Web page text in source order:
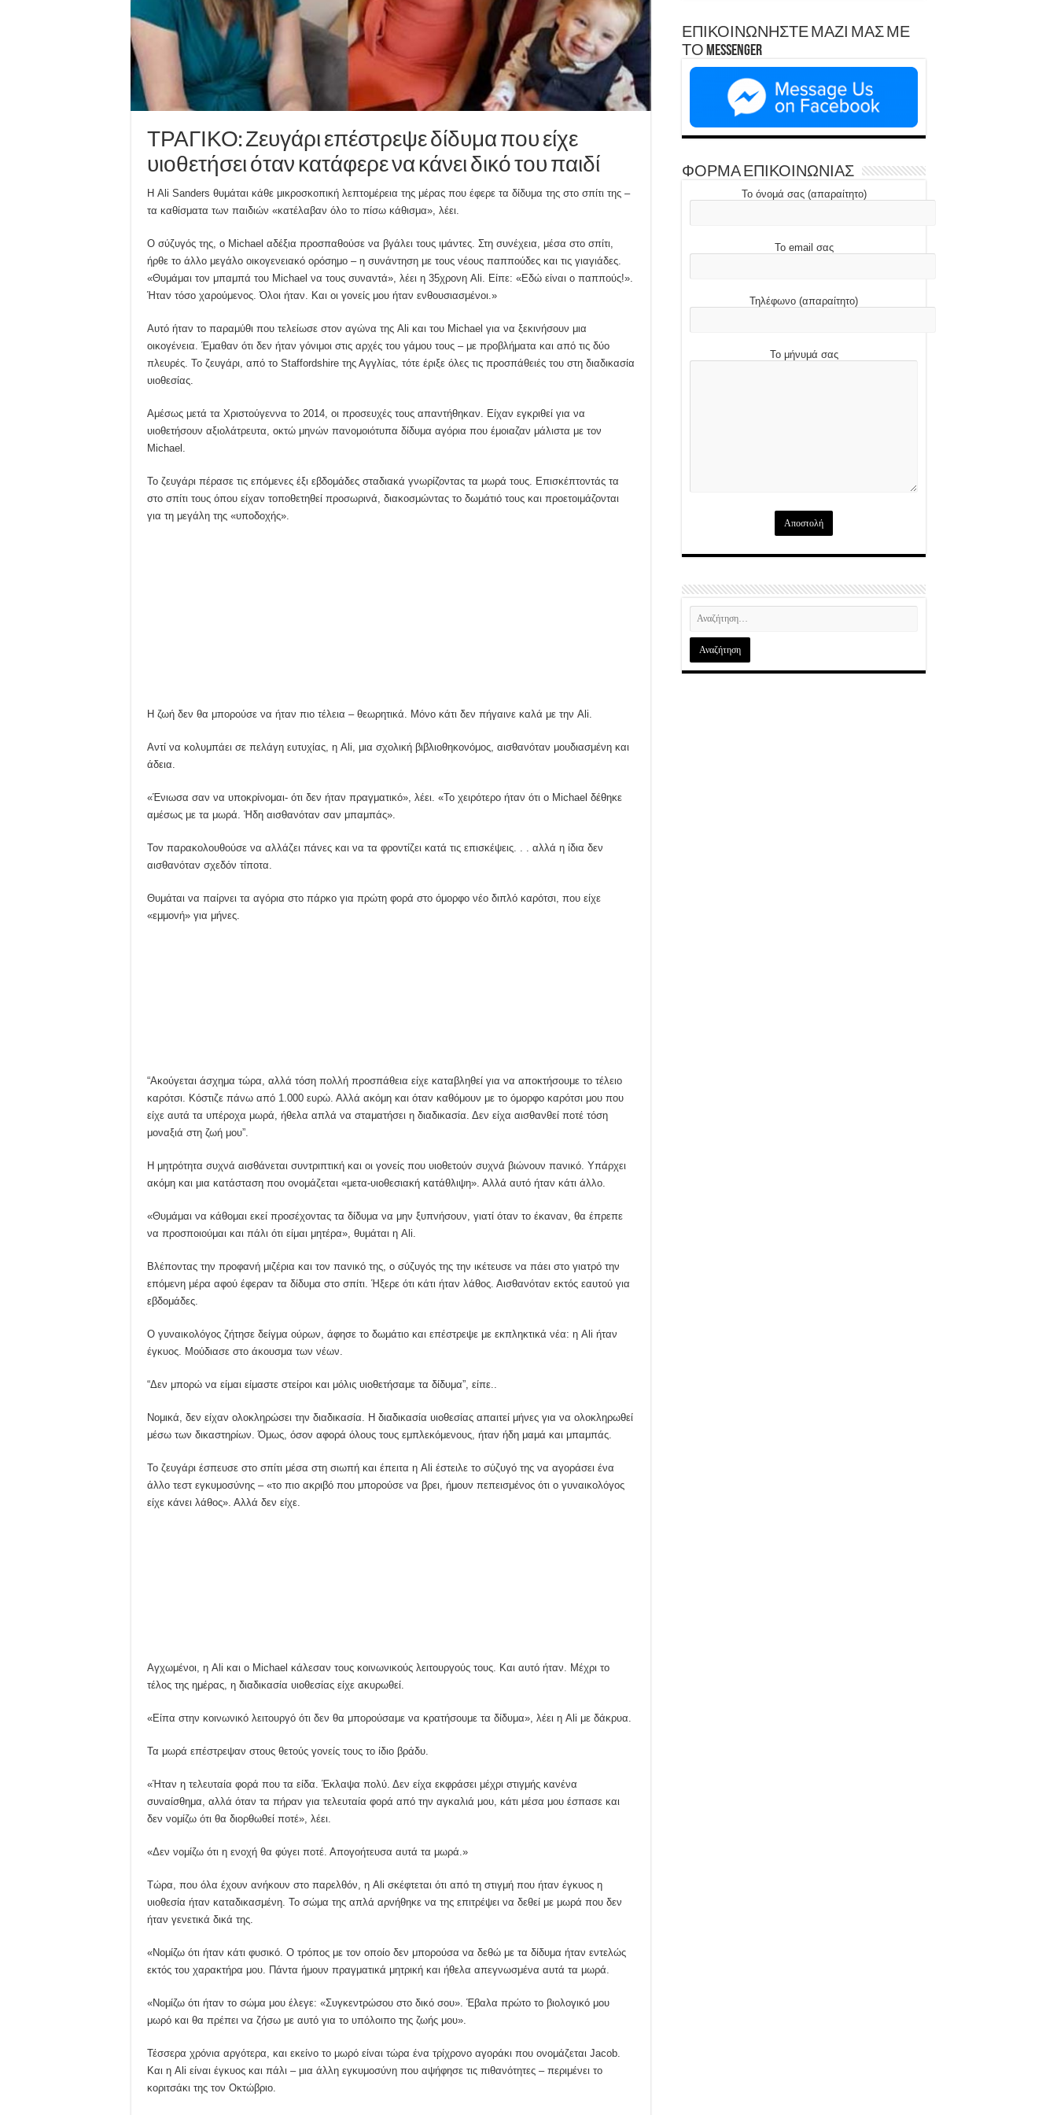
ΤΡΑΓΙΚΟ: Ζευγάρι επέστρεψε δίδυμα που είχε
υιοθετήσει όταν κατάφερε να κάνει δικό του παιδί
Η Ali Sanders θυμάται κάθε μικροσκοπική λεπτομέρεια της μέρας που έφερε τα δίδυμα της στο σπίτι της –
τα καθίσματα των παιδιών «κατέλαβαν όλο το πίσω κάθισμα», λέει.
Ο σύζυγός της, ο Michael αδέξια προσπαθούσε να βγάλει τους ιμάντες. Στη συνέχεια, μέσα στο σπίτι,
ήρθε το άλλο μεγάλο οικογενειακό ορόσημο – η συνάντηση με τους νέους παππούδες και τις γιαγιάδες.
«Θυμάμαι τον μπαμπά του Michael να τους συναντά», λέει η 35χρονη Ali. Είπε: «Εδώ είναι ο παππούς!».
Ήταν τόσο χαρούμενος. Όλοι ήταν. Και οι γονείς μου ήταν ενθουσιασμένοι.»
Αυτό ήταν το παραμύθι που τελείωσε στον αγώνα της Ali και του Michael για να ξεκινήσουν μια
οικογένεια. Έμαθαν ότι δεν ήταν γόνιμοι στις αρχές του γάμου τους – με προβλήματα και από τις δύο
πλευρές. Το ζευγάρι, από το Staffordshire της Αγγλίας, τότε έριξε όλες τις προσπάθειές του στη διαδικασία
υιοθεσίας.
Αμέσως μετά τα Χριστούγεννα το 2014, οι προσευχές τους απαντήθηκαν. Είχαν εγκριθεί για να
υιοθετήσουν αξιολάτρευτα, οκτώ μηνών πανομοιότυπα δίδυμα αγόρια που έμοιαζαν μάλιστα με τον
Michael.
Το ζευγάρι πέρασε τις επόμενες έξι εβδομάδες σταδιακά γνωρίζοντας τα μωρά τους. Επισκέπτοντάς τα
στο σπίτι τους όπου είχαν τοποθετηθεί προσωρινά, διακοσμώντας το δωμάτιό τους και προετοιμάζονται
για τη μεγάλη της «υποδοχής».
Η ζωή δεν θα μπορούσε να ήταν πιο τέλεια – θεωρητικά. Μόνο κάτι δεν πήγαινε καλά με την Ali.
Αντί να κολυμπάει σε πελάγη ευτυχίας, η Ali, μια σχολική βιβλιοθηκονόμος, αισθανόταν μουδιασμένη και
άδεια.
«Ένιωσα σαν να υποκρίνομαι- ότι δεν ήταν πραγματικό», λέει. «Το χειρότερο ήταν ότι ο Michael δέθηκε
αμέσως με τα μωρά. Ήδη αισθανόταν σαν μπαμπάς».
Τον παρακολουθούσε να αλλάζει πάνες και να τα φροντίζει κατά τις επισκέψεις. . . αλλά η ίδια δεν
αισθανόταν σχεδόν τίποτα.
Θυμάται να παίρνει τα αγόρια στο πάρκο για πρώτη φορά στο όμορφο νέο διπλό καρότσι, που είχε
«εμμονή» για μήνες.
“Ακούγεται άσχημα τώρα, αλλά τόση πολλή προσπάθεια είχε καταβληθεί για να αποκτήσουμε το τέλειο
καρότσι. Κόστιζε πάνω από 1.000 ευρώ. Αλλά ακόμη και όταν καθόμουν με το όμορφο καρότσι μου που
είχε αυτά τα υπέροχα μωρά, ήθελα απλά να σταματήσει η διαδικασία. Δεν είχα αισθανθεί ποτέ τόση
μοναξιά στη ζωή μου”.
Η μητρότητα συχνά αισθάνεται συντριπτική και οι γονείς που υιοθετούν συχνά βιώνουν πανικό. Υπάρχει
ακόμη και μια κατάσταση που ονομάζεται «μετα-υιοθεσιακή κατάθλιψη». Αλλά αυτό ήταν κάτι άλλο.
«Θυμάμαι να κάθομαι εκεί προσέχοντας τα δίδυμα να μην ξυπνήσουν, γιατί όταν το έκαναν, θα έπρεπε
να προσποιούμαι και πάλι ότι είμαι μητέρα», θυμάται η Ali.
Βλέποντας την προφανή μιζέρια και τον πανικό της, ο σύζυγός της την ικέτευσε να πάει στο γιατρό την
επόμενη μέρα αφού έφεραν τα δίδυμα στο σπίτι. Ήξερε ότι κάτι ήταν λάθος. Αισθανόταν εκτός εαυτού για
εβδομάδες.
Ο γυναικολόγος ζήτησε δείγμα ούρων, άφησε το δωμάτιο και επέστρεψε με εκπληκτικά νέα: η Ali ήταν
έγκυος. Μούδιασε στο άκουσμα των νέων.
“Δεν μπορώ να είμαι είμαστε στείροι και μόλις υιοθετήσαμε τα δίδυμα”, είπε..
Νομικά, δεν είχαν ολοκληρώσει την διαδικασία. Η διαδικασία υιοθεσίας απαιτεί μήνες για να ολοκληρωθεί
μέσω των δικαστηρίων. Όμως, όσον αφορά όλους τους εμπλεκόμενους, ήταν ήδη μαμά και μπαμπάς.
Το ζευγάρι έσπευσε στο σπίτι μέσα στη σιωπή και έπειτα η Ali έστειλε το σύζυγό της να αγοράσει ένα
άλλο τεστ εγκυμοσύνης – «το πιο ακριβό που μπορούσε να βρει, ήμουν πεπεισμένος ότι ο γυναικολόγος
είχε κάνει λάθος». Αλλά δεν είχε.
Αγχωμένοι, η Ali και ο Michael κάλεσαν τους κοινωνικούς λειτουργούς τους. Και αυτό ήταν. Μέχρι το
τέλος της ημέρας, η διαδικασία υιοθεσίας είχε ακυρωθεί.
«Είπα στην κοινωνικό λειτουργό ότι δεν θα μπορούσαμε να κρατήσουμε τα δίδυμα», λέει η Ali με δάκρυα.
Τα μωρά επέστρεψαν στους θετούς γονείς τους το ίδιο βράδυ.
«Ήταν η τελευταία φορά που τα είδα. Έκλαψα πολύ. Δεν είχα εκφράσει μέχρι στιγμής κανένα
συναίσθημα, αλλά όταν τα πήραν για τελευταία φορά από την αγκαλιά μου, κάτι μέσα μου έσπασε και
δεν νομίζω ότι θα διορθωθεί ποτέ», λέει.
«Δεν νομίζω ότι η ενοχή θα φύγει ποτέ. Απογοήτευσα αυτά τα μωρά.»
Τώρα, που όλα έχουν ανήκουν στο παρελθόν, η Ali σκέφτεται ότι από τη στιγμή που ήταν έγκυος η
υιοθεσία ήταν καταδικασμένη. Το σώμα της απλά αρνήθηκε να της επιτρέψει να δεθεί με μωρά που δεν
ήταν γενετικά δικά της.
«Νομίζω ότι ήταν κάτι φυσικό. Ο τρόπος με τον οποίο δεν μπορούσα να δεθώ με τα δίδυμα ήταν εντελώς
εκτός του χαρακτήρα μου. Πάντα ήμουν πραγματικά μητρική και ήθελα απεγνωσμένα αυτά τα μωρά.
«Νομίζω ότι ήταν το σώμα μου έλεγε: «Συγκεντρώσου στο δικό σου». Έβαλα πρώτο το βιολογικό μου
μωρό και θα πρέπει να ζήσω με αυτό για το υπόλοιπο της ζωής μου».
Τέσσερα χρόνια αργότερα, και εκείνο το μωρό είναι τώρα ένα τρίχρονο αγοράκι που ονομάζεται Jacob.
Και η Ali είναι έγκυος και πάλι – μια άλλη εγκυμοσύνη που αψήφησε τις πιθανότητες – περιμένει το
κοριτσάκι της τον Οκτώβριο.
ΕΠΙΚΟΙΝΩΝΗΣΤΕ ΜΑΖΙ ΜΑΣ ΜΕ
ΤΟ Messenger
ΦΟΡΜΑ ΕΠΙΚΟΙΝΩΝΙΑΣ
Το όνομά σας (απαραίτητο)
Το email σας
Τηλέφωνο (απαραίτητο)
Το μήνυμά σας